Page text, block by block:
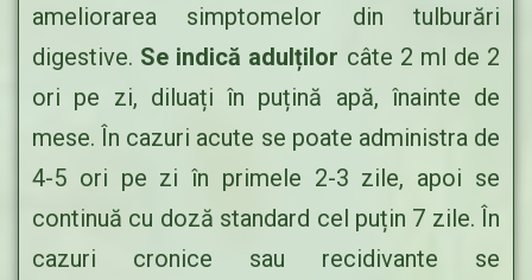
ameliorarea simptomelor din tulburări
digestive. Se indică adulților câte 2 ml de 2
ori pe zi, diluați în puțină apă, înainte de
mese. În cazuri acute se poate administra de
4-5 ori pe zi în primele 2-3 zile, apoi se
continuă cu doză standard cel puțin 7 zile. În
cazuri cronice sau recidivante se